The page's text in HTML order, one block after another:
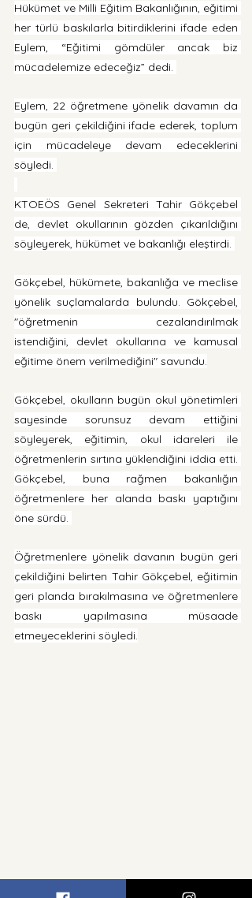
Hükümet ve Milli Eğitim Bakanlığının, eğitimi
her türlü baskılarla bitirdiklerini ifade eden
Eylem, “Eğitimi gömdüler ancak biz
mücadelemize edeceğiz” dedi.
Eylem, 22 öğretmene yönelik davamın da
bugün geri çekildiğini ifade ederek, toplum
için mücadeleye devam edeceklerini
söyledi.
KTOEÖS Genel Sekreteri Tahir Gökçebel
de, devlet okullarının gözden çıkarıldığını
söyleyerek, hükümet ve bakanlığı eleştirdi.
Gökçebel, hükümete, bakanlığa ve meclise
yönelik suçlamalarda bulundu. Gökçebel,
"öğretmenin cezalandırılmak
istendiğini, devlet okullarına ve kamusal
eğitime önem verilmediğini" savundu.
Gökçebel, okulların bugün okul yönetimleri
sayesinde sorunsuz devam ettiğini
söyleyerek, eğitimin, okul idareleri ile
öğretmenlerin sırtına yüklendiğini iddia etti.
Gökçebel, buna rağmen bakanlığın
öğretmenlere her alanda baskı yaptığını
öne sürdü.
Öğretmenlere yönelik davanın bugün geri
çekildiğini belirten Tahir Gökçebel, eğitimin
geri planda bırakılmasına ve öğretmenlere
baskı yapılmasına müsaade
etmeyeceklerini söyledi.